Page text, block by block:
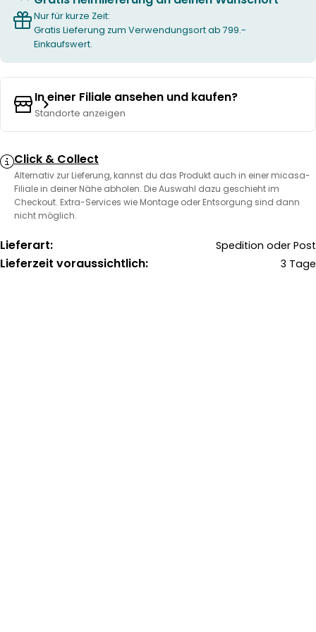
Nur für kurze Zeit:
Gratis Lieferung zum Verwendungsort ab 799.-
Einkaufswert.
In einer Filiale ansehen und kaufen?
Standorte anzeigen
Click & Collect
Alternativ zur Lieferung, kannst du das Produkt auch in einer micasa-
Filiale in deiner Nähe abholen. Die Auswahl dazu geschieht im
Checkout. Extra-Services wie Montage oder Entsorgung sind dann
nicht möglich.
Lieferart: Spedition oder Post
Lieferzeit voraussichtlich: 3 Tage